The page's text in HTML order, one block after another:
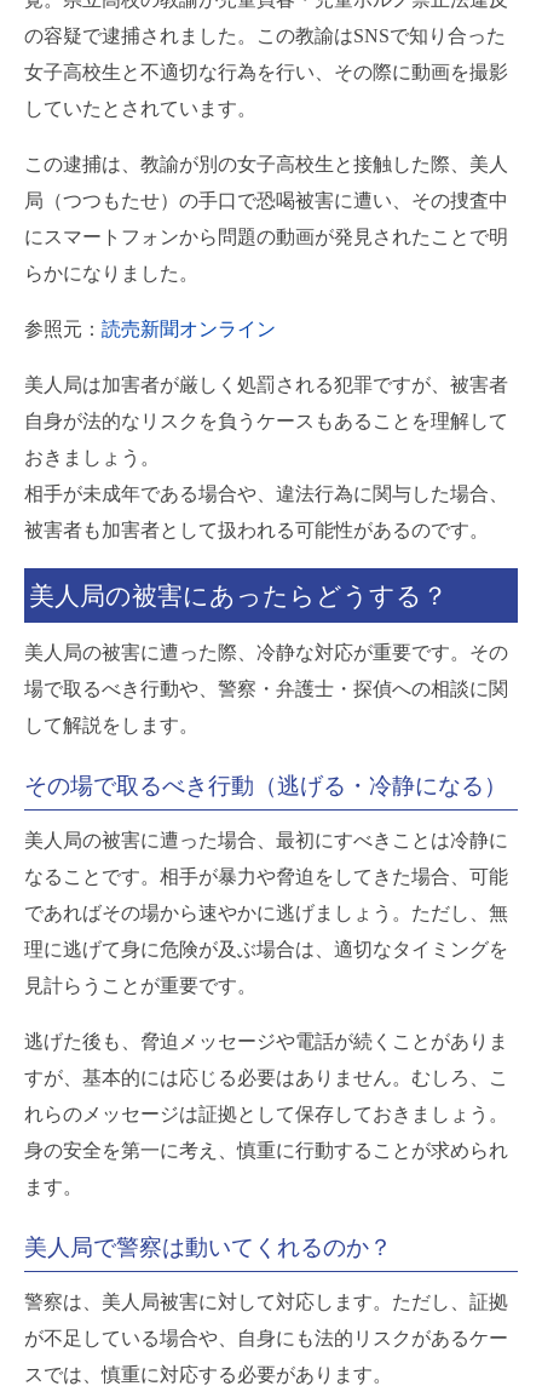
の容疑で逮捕されました。この教諭はSNSで知り合った
女子高校生と不適切な行為を行い、その際に動画を撮影
していたとされています。
この逮捕は、教諭が別の女子高校生と接触した際、美人
局（つつもたせ）の手口で恐喝被害に遭い、その捜査中
にスマートフォンから問題の動画が発見されたことで明
らかになりました。
参照元： 読売新聞オンライン
美人局は加害者が厳しく処罰される犯罪ですが、被害者
自身が法的なリスクを負うケースもあることを理解して
おきましょう。
相手が未成年である場合や、違法行為に関与した場合、
被害者も加害者として扱われる可能性があるのです。
美人局の被害にあったらどうする？
美人局の被害に遭った際、冷静な対応が重要です。その
場で取るべき行動や、警察・弁護士・探偵への相談に関
して解説をします。
その場で取るべき行動（逃げる・冷静になる）
美人局の被害に遭った場合、最初にすべきことは冷静に
なることです。相手が暴力や脅迫をしてきた場合、可能
であればその場から速やかに逃げましょう。ただし、無
理に逃げて身に危険が及ぶ場合は、適切なタイミングを
見計らうことが重要です。
逃げた後も、脅迫メッセージや電話が続くことがありま
すが、基本的には応じる必要はありません。むしろ、こ
れらのメッセージは証拠として保存しておきましょう。
身の安全を第一に考え、慎重に行動することが求められ
ます。
美人局で警察は動いてくれるのか？
警察は、美人局被害に対して対応します。ただし、証拠
が不足している場合や、自身にも法的リスクがあるケー
スでは、慎重に対応する必要があります。